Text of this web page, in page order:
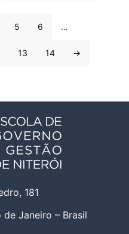
5 6 …
13 14 →
181
Janeiro – Brasil